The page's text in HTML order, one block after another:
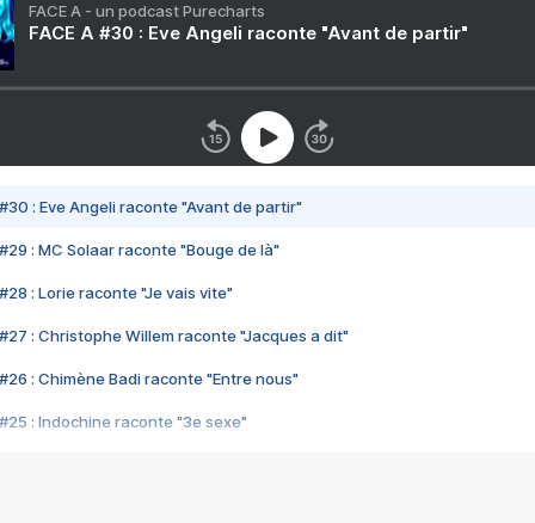
FACE A - un podcast Purecharts
FACE A #30 : Eve Angeli raconte "Avant de partir"
#30 : Eve Angeli raconte "Avant de partir"
#29 : MC Solaar raconte "Bouge de là"
#28 : Lorie raconte "Je vais vite"
#27 : Christophe Willem raconte "Jacques a dit"
#26 : Chimène Badi raconte "Entre nous"
#25 : Indochine raconte "3e sexe"